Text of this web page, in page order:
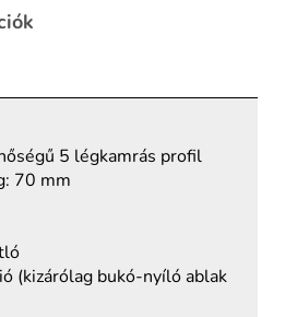
5 légkamrás profil
70 mm
(kizárólag bukó-nyíló ablak